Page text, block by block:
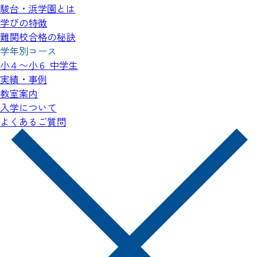
駿台・浜学園とは
学びの特徴
難関校合格の秘訣
学年別コース
小４〜小６ ️中学生
実績・事例
教室案内
入学について
よくあるご質問